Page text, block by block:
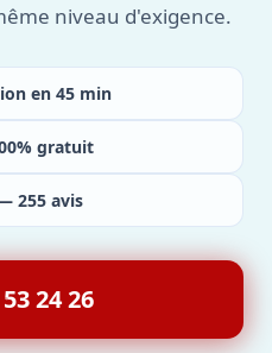
niveau d'exigence.
en 45 min
gratuit
255 avis
24 26